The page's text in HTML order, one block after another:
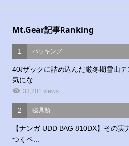
Mt.Gear記事Ranking
1 パッキング
40ℓザックに詰め込んだ厳冬期雪山テ
気にな...
33,201 views
2 寝具類
【ナンガ UDD BAG 810DX】その実
つくベ...